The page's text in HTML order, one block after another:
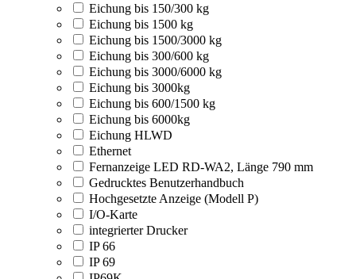
Eichung bis 150/300 kg
Eichung bis 1500 kg
Eichung bis 1500/3000 kg
Eichung bis 300/600 kg
Eichung bis 3000/6000 kg
Eichung bis 3000kg
Eichung bis 600/1500 kg
Eichung bis 6000kg
Eichung HLWD
Ethernet
Fernanzeige LED RD-WA2, Länge 790 mm
Gedrucktes Benutzerhandbuch
Hochgesetzte Anzeige (Modell P)
I/O-Karte
integrierter Drucker
IP 66
IP 69